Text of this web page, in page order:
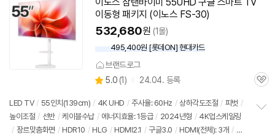
이동형 패키지 (이노스 FS-30)
532,680원 (1몰)
495,400원 [롯데ON] 현대카드
브랜드로그
별
점
5.0 (상
리
뷰
1) 24.04. 등록
관
LED TV / 55인치 (139cm) / 4K UHD / 주사율: 60Hz / 상하각도조절 / 피벗 /
높이조절 / 선반 / 케이블수납 / 에너지효율: 1등급 / 2024년형 / 4K업스케일링
/ 장르맞춤화면 / HDR10 / HLG / HDMI2.1 / 구글3.0 / HDMI(전체): 3개 / 출